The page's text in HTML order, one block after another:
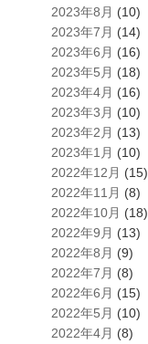
2023年8月 (10)
2023年7月 (14)
2023年6月 (16)
2023年5月 (18)
2023年4月 (16)
2023年3月 (10)
2023年2月 (13)
2023年1月 (10)
2022年12月 (15)
2022年11月 (8)
2022年10月 (18)
2022年9月 (13)
2022年8月 (9)
2022年7月 (8)
2022年6月 (15)
2022年5月 (10)
2022年4月 (8)